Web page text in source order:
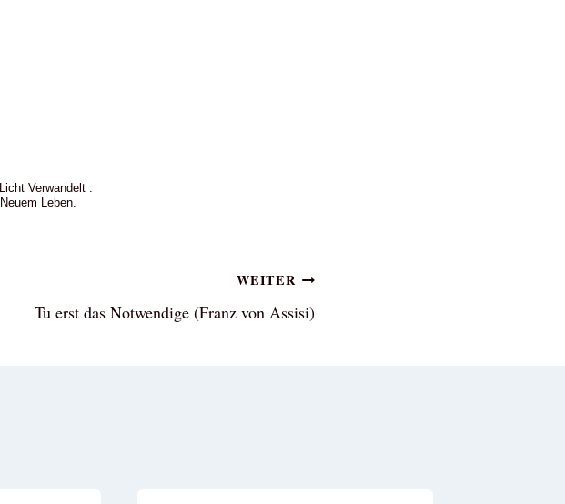
Verwandelt .
Leben.
WEITER
Tu erst das Notwendige (Franz von Assisi)